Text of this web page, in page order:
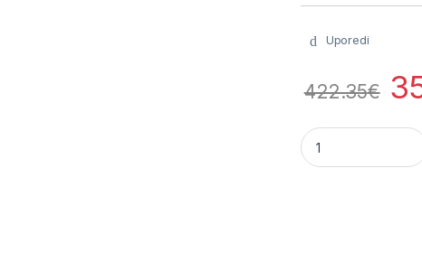
Uporedi
422.35€
Tesla CV6400SW